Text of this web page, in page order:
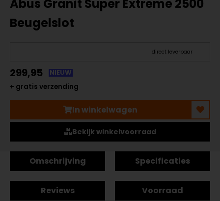
Abus Granit Super Extreme 2500
Beugelslot
direct leverbaar
299,95
NIEUW
+ gratis verzending
In winkelwagen
Bekijk winkelvoorraad
Omschrijving Specificaties
Reviews Voorraad